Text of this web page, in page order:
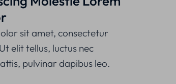
sit amet, consectetur
elit tellus, luctus nec
pulvinar dapibus leo.